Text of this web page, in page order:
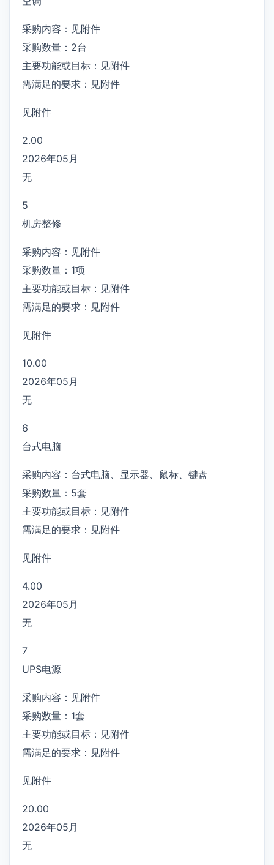
采购内容：见附件
采购数量：2台
主要功能或目标：见附件
需满足的要求：见附件
见附件
2.00
2026年05月
无
5
机房整修
采购内容：见附件
采购数量：1项
主要功能或目标：见附件
需满足的要求：见附件
见附件
10.00
2026年05月
无
6
台式电脑
采购内容：台式电脑、显示器、鼠标、键盘
采购数量：5套
主要功能或目标：见附件
需满足的要求：见附件
见附件
4.00
2026年05月
无
7
UPS电源
采购内容：见附件
采购数量：1套
主要功能或目标：见附件
需满足的要求：见附件
见附件
20.00
2026年05月
无